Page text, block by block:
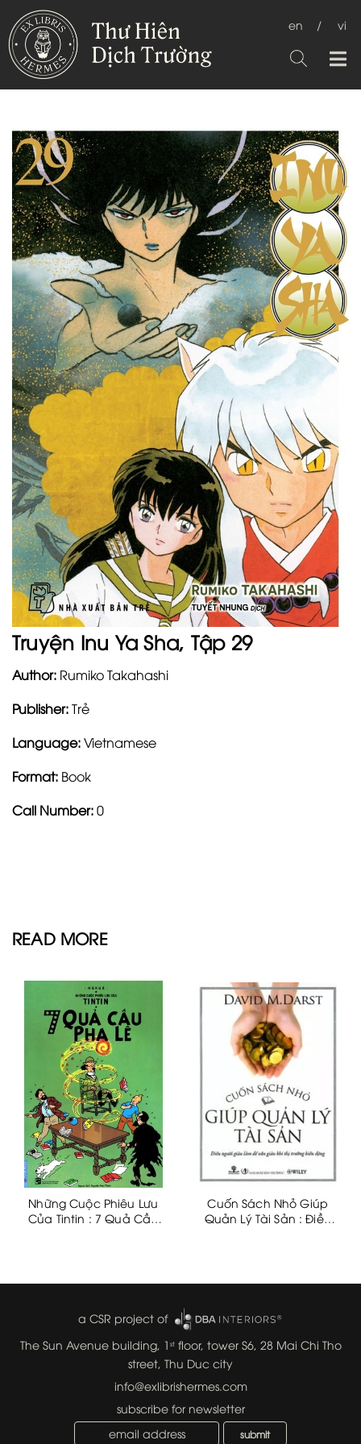
en / vi
Truyện Inu Ya Sha, Tập 29
Author: Rumiko Takahashi
Publisher:Trẻ
Language:Vietnamese
Format: Book
Call Number:0
READ MORE
Những Cuộc Phiêu Lưu
Của Tintin : 7 Quả Cầu
Cuốn Sách Nhỏ Giúp
Quản Lý Tài Sản : Điều
a CSR project of
The Sun Avenue building, 1 stfloor, tower S6, 28 Mai Chi Tho
street, Thu Duc city
info@exlibrishermes.com
subscribe for newsletter
submit